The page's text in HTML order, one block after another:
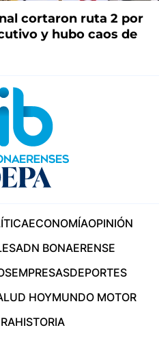
cortaron ruta 2 por
y hubo caos de
ECONOMÍAOPINIÓN
ADN BONAERENSE
EMPRESASDEPORTES
HOYMUNDO MOTOR
HISTORIA